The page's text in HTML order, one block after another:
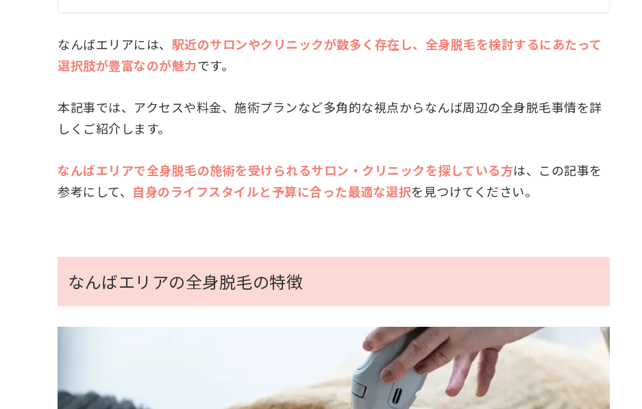
なんばエリアには、 駅近のサロンやクリニックが数多く存在し、全身脱毛を検討するにあたって
選択肢が豊富なのが魅力です。
本記事では、アクセスや料金、施術プランなど多角的な視点からなんば周辺の全身脱毛事情を詳
しくご紹介します。
なんばエリアで全身脱毛の施術を受けられるサロン・クリニックを探している方は、この記事を
参考にして、 自身のライフスタイルと予算に合った最適な選択を見つけてください。
なんばエリアの全身脱毛の特徴